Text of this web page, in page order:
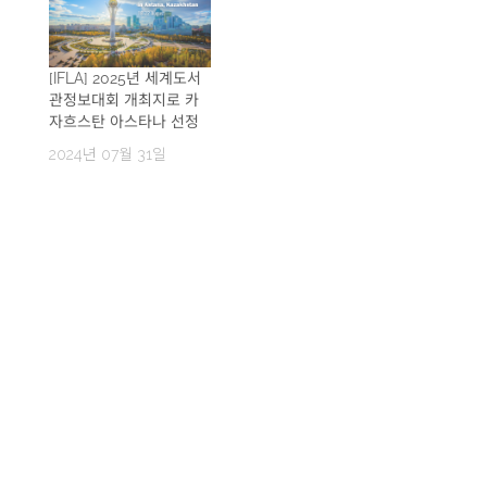
[IFLA] 2025년 세계도서
관정보대회 개최지로 카
자흐스탄 아스타나 선정
2024년 07월 31일